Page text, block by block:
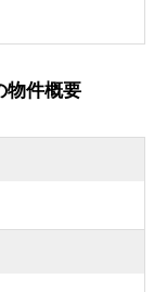
物件概要